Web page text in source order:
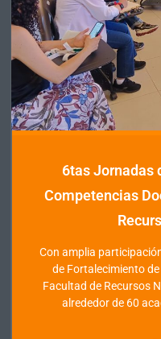
6tas Jornadas
Competencias
Con amplia
de Fortalecimiento
Facultad de Recursos
alrededor de 60